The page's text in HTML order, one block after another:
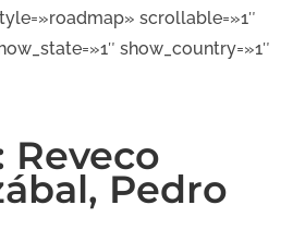
scrollable=»1″
show_country=»1″
Reveco
Pedro